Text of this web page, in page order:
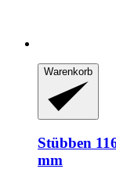
Warenkorb
Stübben
mm